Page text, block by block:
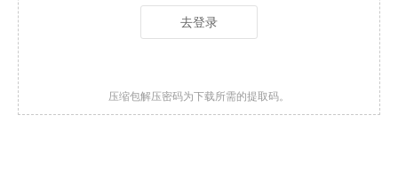
去登录
压缩包解压密码为下载所需的提取码。